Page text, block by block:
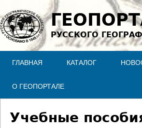
Jump to navigation
РУССКОГО
ГЛАВНАЯ КАТАЛОГ
О ГЕОПОРТАЛЕ
Учебные